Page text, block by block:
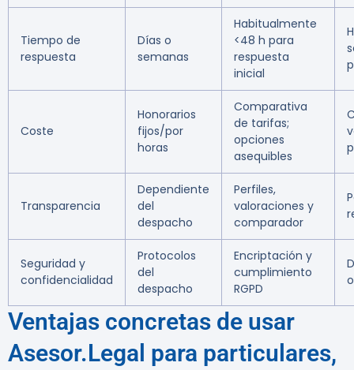
Tiempo de
respuesta
Días o
semanas
Habitualmente
<48 h para
respuesta
inicial
Coste
Honorarios
fijos/por
horas
Comparativa
de tarifas;
opciones
asequibles
Transparencia
Dependiente
del
despacho
Perfiles,
valoraciones y
comparador
Seguridad y
confidencialidad
Protocolos
del
despacho
Encriptación y
cumplimiento
RGPD
Ventajas concretas de usar
Asesor.Legal para particulares,